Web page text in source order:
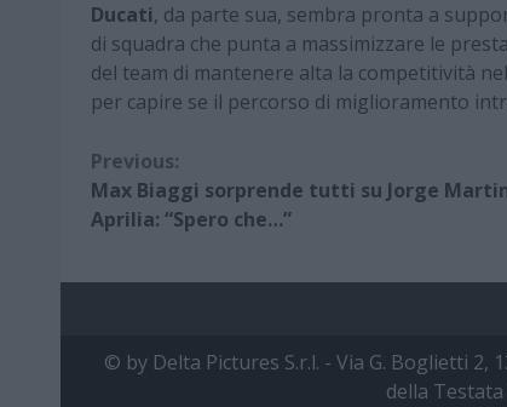
Ducati, da parte sua, sembra pronta a
di squadra che punta a massimizzare le
del team di mantenere alta la competitività
per capire se il percorso di miglioramento
Continue
Reading
Previous:
Max Biaggi sorprende tutti su Jorge
Aprilia: “Spero che…”
© by Delta Pictures S.r.l. - Via G. Boglietti 2,
della